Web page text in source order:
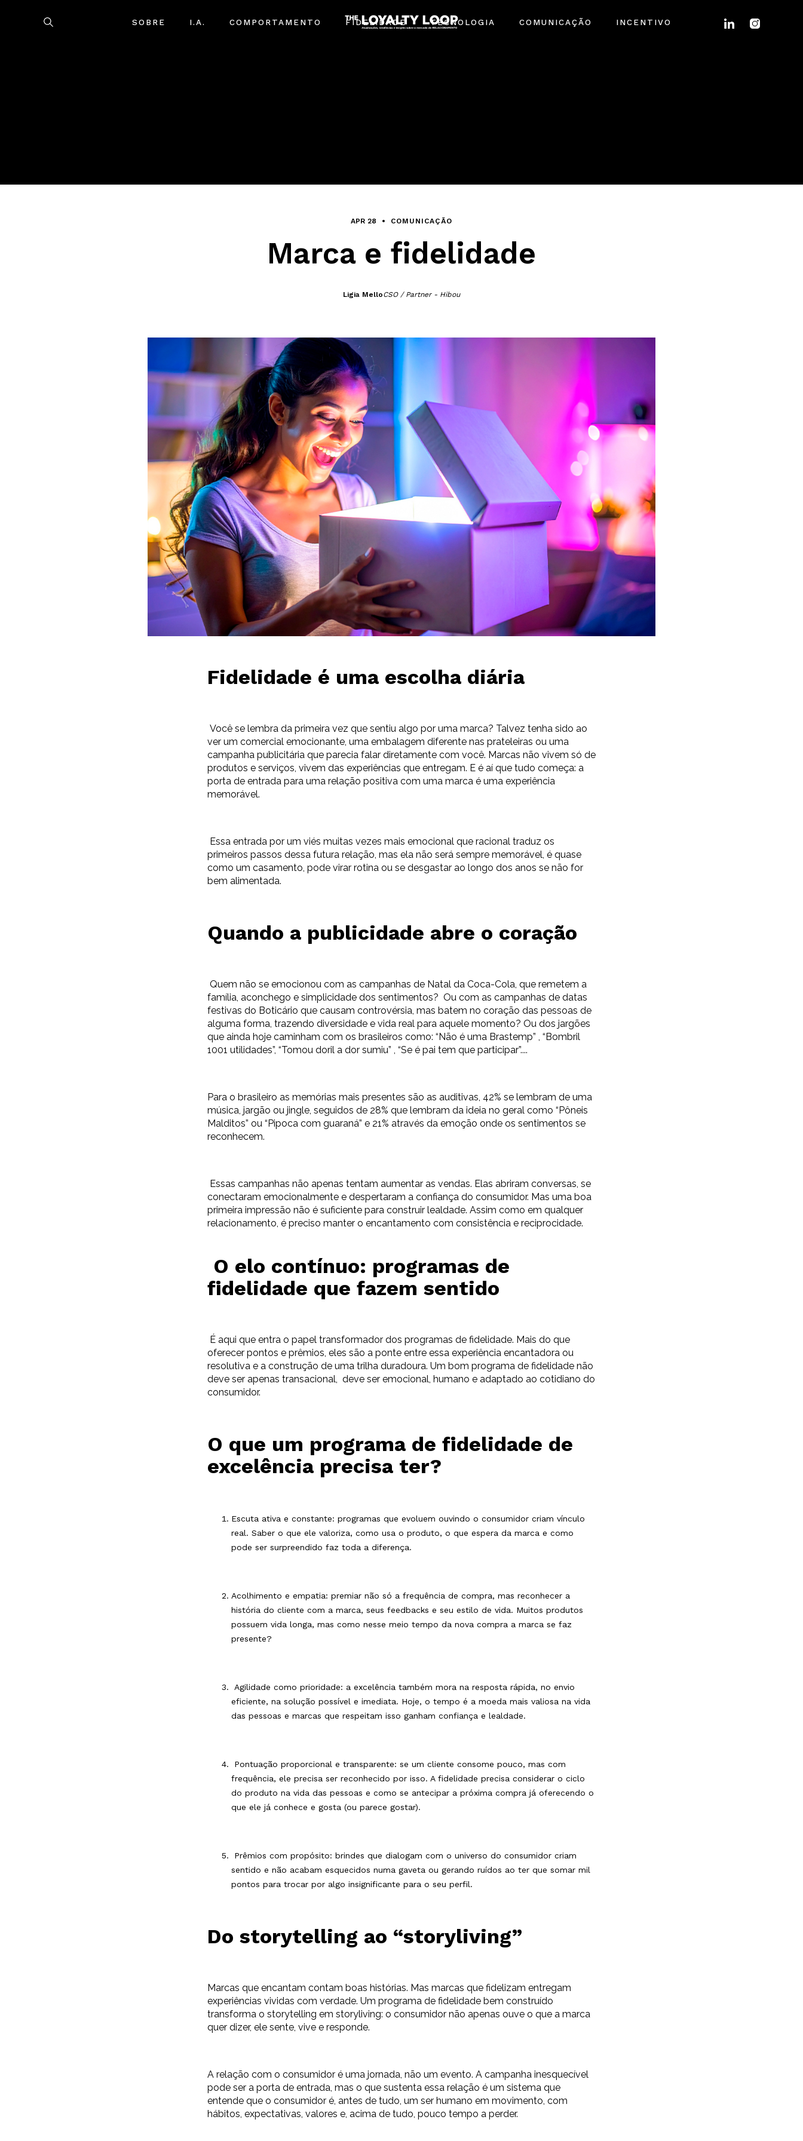
SOBRE I.A. COMPORTAMENTO FIDELIDADE TECNOLOGIA COMUNICAÇÃO INCENTIVO
APR 28 COMUNICAÇÃO
Marca e fidelidade
Ligia MelloCSO / Partner - Hibou
Fidelidade é uma escolha diária
Você se lembra da primeira vez que sentiu algo por uma marca? Talvez tenha sido ao
ver um comercial emocionante, uma embalagem diferente nas prateleiras ou uma
campanha publicitária que parecia falar diretamente com você. Marcas não vivem só de
produtos e serviços, vivem das experiências que entregam. E é aí que tudo começa: a
porta de entrada para uma relação positiva com uma marca é uma experiência
memorável.
Essa entrada por um viés muitas vezes mais emocional que racional traduz os
primeiros passos dessa futura relação, mas ela não será sempre memorável, é quase
como um casamento, pode virar rotina ou se desgastar ao longo dos anos se não for
bem alimentada.
Quando a publicidade abre o coração
Quem não se emocionou com as campanhas de Natal da Coca-Cola, que remetem a
família, aconchego e simplicidade dos sentimentos? Ou com as campanhas de datas
festivas do Boticário que causam controvérsia, mas batem no coração das pessoas de
alguma forma, trazendo diversidade e vida real para aquele momento? Ou dos jargões
que ainda hoje caminham com os brasileiros como: “Não é uma Brastemp” , “Bombril
1001 utilidades”, “Tomou doril a dor sumiu” , “Se é pai tem que participar”....
Para o brasileiro as memórias mais presentes são as auditivas, 42% se lembram de uma
música, jargão ou jingle, seguidos de 28% que lembram da ideia no geral como “Pôneis
Malditos” ou “Pipoca com guaraná” e 21% através da emoção onde os sentimentos se
reconhecem.
Essas campanhas não apenas tentam aumentar as vendas. Elas abriram conversas, se
conectaram emocionalmente e despertaram a confiança do consumidor. Mas uma boa
primeira impressão não é suficiente para construir lealdade. Assim como em qualquer
relacionamento, é preciso manter o encantamento com consistência e reciprocidade.
O elo contínuo: programas de
fidelidade que fazem sentido
É aqui que entra o papel transformador dos programas de fidelidade. Mais do que
oferecer pontos e prêmios, eles são a ponte entre essa experiência encantadora ou
resolutiva e a construção de uma trilha duradoura. Um bom programa de fidelidade não
deve ser apenas transacional, deve ser emocional, humano e adaptado ao cotidiano do
consumidor.
O que um programa de fidelidade de
excelência precisa ter?
Escuta ativa e constante: programas que evoluem ouvindo o consumidor criam vínculo
real. Saber o que ele valoriza, como usa o produto, o que espera da marca e como
pode ser surpreendido faz toda a diferença.
Acolhimento e empatia: premiar não só a frequência de compra, mas reconhecer a
história do cliente com a marca, seus feedbacks e seu estilo de vida. Muitos produtos
possuem vida longa, mas como nesse meio tempo da nova compra a marca se faz
presente?
Agilidade como prioridade: a excelência também mora na resposta rápida, no envio
eficiente, na solução possível e imediata. Hoje, o tempo é a moeda mais valiosa na vida
das pessoas e marcas que respeitam isso ganham confiança e lealdade.
Pontuação proporcional e transparente: se um cliente consome pouco, mas com
frequência, ele precisa ser reconhecido por isso. A fidelidade precisa considerar o ciclo
do produto na vida das pessoas e como se antecipar a próxima compra já oferecendo o
que ele já conhece e gosta (ou parece gostar).
Prêmios com propósito: brindes que dialogam com o universo do consumidor criam
sentido e não acabam esquecidos numa gaveta ou gerando ruídos ao ter que somar mil
pontos para trocar por algo insignificante para o seu perfil.
Do storytelling ao “storyliving”
Marcas que encantam contam boas histórias. Mas marcas que fidelizam entregam
experiências vividas com verdade. Um programa de fidelidade bem construído
transforma o storytelling em storyliving: o consumidor não apenas ouve o que a marca
quer dizer, ele sente, vive e responde.
A relação com o consumidor é uma jornada, não um evento. A campanha inesquecível
pode ser a porta de entrada, mas o que sustenta essa relação é um sistema que
entende que o consumidor é, antes de tudo, um ser humano em movimento, com
hábitos, expectativas, valores e, acima de tudo, pouco tempo a perder.